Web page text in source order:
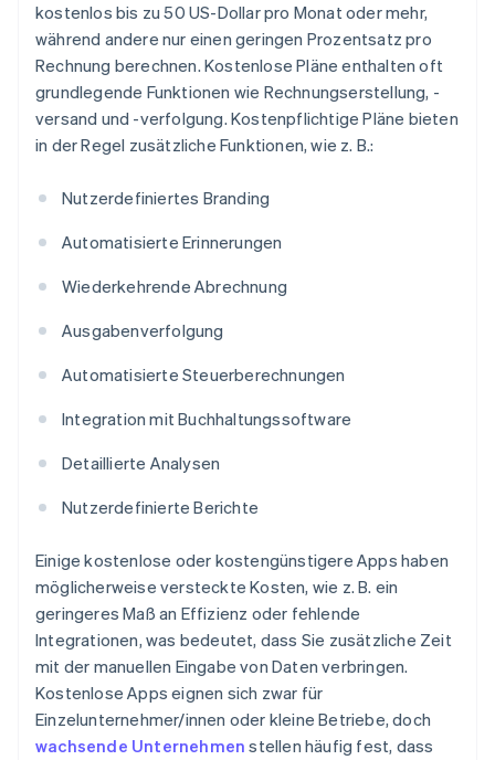
kostenlos bis zu 50 US-Dollar pro Monat oder mehr,
während andere nur einen geringen Prozentsatz pro
Rechnung berechnen. Kostenlose Pläne enthalten oft
grundlegende Funktionen wie Rechnungserstellung, -
versand und -verfolgung. Kostenpflichtige Pläne bieten
in der Regel zusätzliche Funktionen, wie z. B.:
Nutzerdefiniertes Branding
Automatisierte Erinnerungen
Wiederkehrende Abrechnung
Ausgabenverfolgung
Automatisierte Steuerberechnungen
Integration mit Buchhaltungssoftware
Detaillierte Analysen
Nutzerdefinierte Berichte
Einige kostenlose oder kostengünstigere Apps haben
möglicherweise versteckte Kosten, wie z. B. ein
geringeres Maß an Effizienz oder fehlende
Integrationen, was bedeutet, dass Sie zusätzliche Zeit
mit der manuellen Eingabe von Daten verbringen.
Kostenlose Apps eignen sich zwar für
Einzelunternehmer/innen oder kleine Betriebe, doch
wachsende Unternehmen stellen häufig fest, dass